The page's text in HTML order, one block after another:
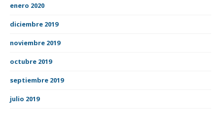
enero 2020
diciembre 2019
noviembre 2019
octubre 2019
septiembre 2019
julio 2019